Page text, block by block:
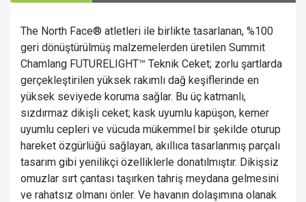
The North Face® atletleri ile birlikte tasarlanan, %100
geri dönüştürülmüş malzemelerden üretilen Summit
Chamlang FUTURELIGHT™ Teknik Ceket; zorlu şartlarda
gerçekleştirilen yüksek rakımlı dağ keşiflerinde en
yüksek seviyede koruma sağlar. Bu üç katmanlı,
sızdırmaz dikişli ceket; kask uyumlu kapüşon, kemer
uyumlu cepleri ve vücuda mükemmel bir şekilde oturup
hareket özgürlüğü sağlayan, akıllıca tasarlanmış parçalı
tasarım gibi yenilikçi özelliklerle donatılmıştır. Dikişsiz
omuzlar sırt çantası taşırken tahriş meydana gelmesini
ve rahatsız olmanı önler. Ve havanın dolaşımına olanak